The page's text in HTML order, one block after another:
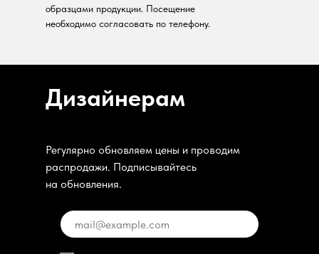
образцами продукции. Посещение
необходимо согласовать по телефону.
Дизайнерам
Регулярно обновляем цены и проводим
распродажи. Подписывайтесь
на обновления.